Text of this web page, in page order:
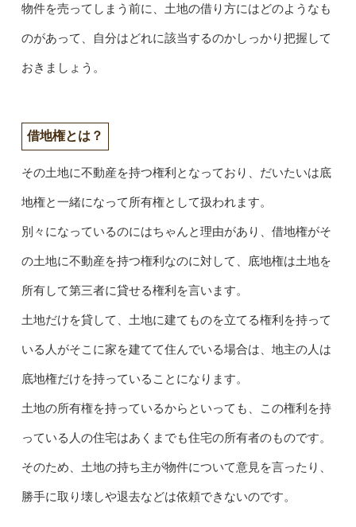
物件を売ってしまう前に、土地の借り方にはどのようなも
のがあって、自分はどれに該当するのかしっかり把握して
おきましょう。
借地権とは？
その土地に不動産を持つ権利となっており、だいたいは底
地権と一緒になって所有権として扱われます。
別々になっているのにはちゃんと理由があり、借地権がそ
の土地に不動産を持つ権利なのに対して、底地権は土地を
所有して第三者に貸せる権利を言います。
土地だけを貸して、土地に建てものを立てる権利を持って
いる人がそこに家を建てて住んでいる場合は、地主の人は
底地権だけを持っていることになります。
土地の所有権を持っているからといっても、この権利を持
っている人の住宅はあくまでも住宅の所有者のものです。
そのため、土地の持ち主が物件について意見を言ったり、
勝手に取り壊しや退去などは依頼できないのです。